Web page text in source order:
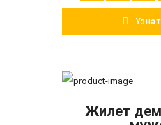
Жилет